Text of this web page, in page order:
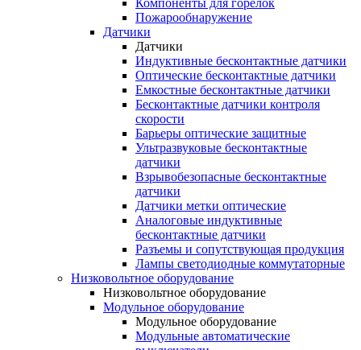
Компоненты для горелок
Пожарообнаружение
Датчики
Датчики
Индуктивные бесконтактные датчики
Оптические бесконтактные датчики
Емкостные бесконтактные датчики
Бесконтактные датчики контроля
скорости
Барьеры оптические защитные
Ультразвуковые бесконтактные
датчики
Взрывобезопасные бесконтактные
датчики
Датчики метки оптические
Аналоговые индуктивные
бесконтактные датчики
Разъемы и сопутствующая продукция
Лампы светодиодные коммутаторные
Низковольтное оборудование
Низковольтное оборудование
Модульное оборудование
Модульное оборудование
Модульные автоматические